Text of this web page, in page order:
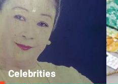
Celebrities